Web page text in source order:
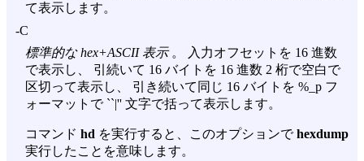
て表示します。
-C
標準的な hex+ASCII 表示。 入力オフセットを 16 進数
で表示し、 引続いて 16 バイトを 16 進数 2 桁で空白で
区切って表示し、 引き続いて同じ 16 バイトを %_p フ
ォーマットで ``|'' 文字で括って表示します。
コマンド hd を実行すると、このオプションでhexdump
実行したことを意味します。